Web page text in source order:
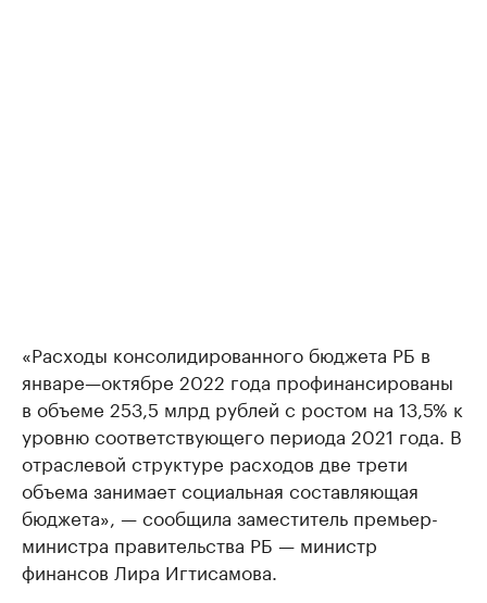
«Расходы консолидированного бюджета РБ в
январе—октябре 2022 года профинансированы
в объеме 253,5 млрд рублей с ростом на 13,5% к
уровню соответствующего периода 2021 года. В
отраслевой структуре расходов две трети
объема занимает социальная составляющая
бюджета», — сообщила заместитель премьер-
министра правительства РБ — министр
финансов Лира Игтисамова.